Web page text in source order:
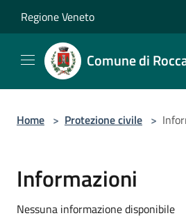
Regione Veneto
Comune di
Home > Protezione civile >
Informazioni
Nessuna informazione disponibile